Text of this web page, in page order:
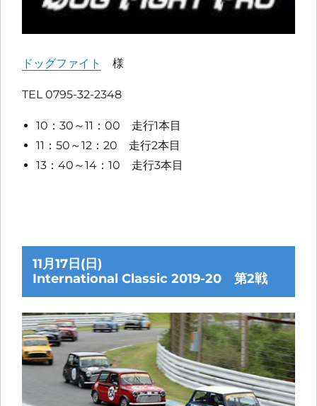
ドッグファイト 様
TEL 0795-32-2348
10：30～11：00 走行1本目
11：50～12：20 走行2本目
13：40～14：10 走行3本目
11月17日(日)
International Classic 2019-20 第2戦